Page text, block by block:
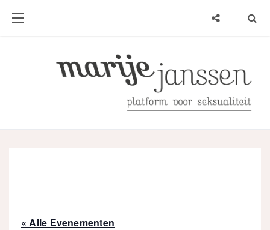
« Alle Evenementen